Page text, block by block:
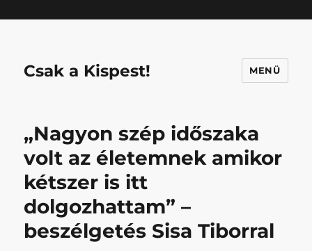
Csak a Kispest! MENÜ
„Nagyon szép időszaka
volt az életemnek amikor
kétszer is itt
dolgozhattam” –
beszélgetés Sisa Tiborral